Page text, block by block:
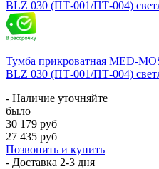
Тумба прикроватная MED-
BLZ 030 (ПТ-001/ПТ-004)
- Наличие уточняйте
было
30 179 руб
27 435 руб
Позвонить и купить
- Доставка 2-3 дня